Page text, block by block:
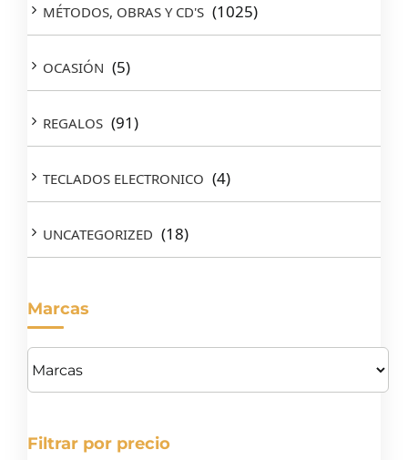
MÉTODOS, OBRAS Y CD'S (1025)
OCASIÓN (5)
REGALOS (91)
TECLADOS ELECTRONICO (4)
UNCATEGORIZED (18)
Marcas
Filtrar por precio